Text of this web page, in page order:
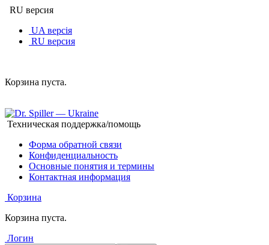
RU версия
UA версія
RU версия
Корзина пуста.
Техническая поддержка/помощь
Форма обратной связи
Конфиденциальность
Основные понятия и термины
Контактная информация
Корзина
Корзина пуста.
Логин